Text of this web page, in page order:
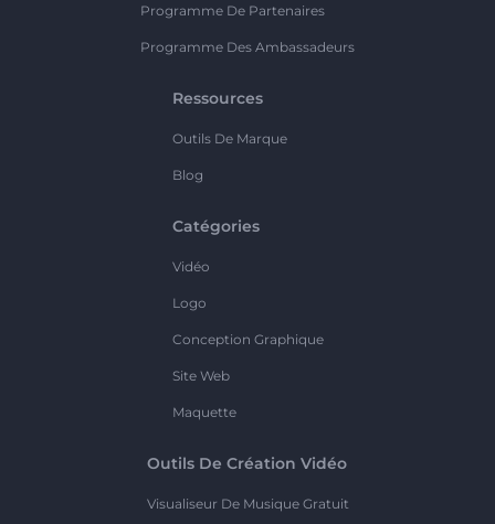
Programme De Partenaires
Programme Des Ambassadeurs
Ressources
Outils De Marque
Blog
Catégories
Vidéo
Logo
Conception Graphique
Site Web
Maquette
Outils De Création Vidéo
Visualiseur De Musique Gratuit